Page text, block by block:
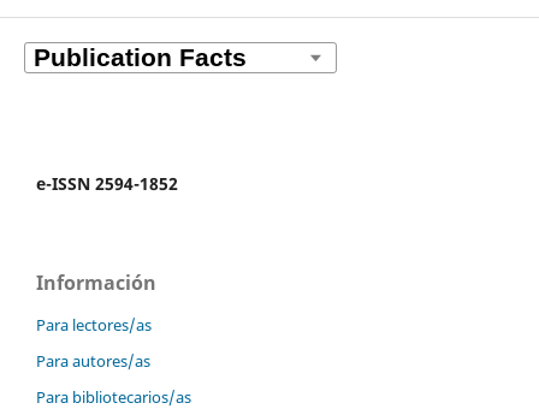
e-ISSN 2594-1852
Información
Para lectores/as
Para autores/as
Para bibliotecarios/as